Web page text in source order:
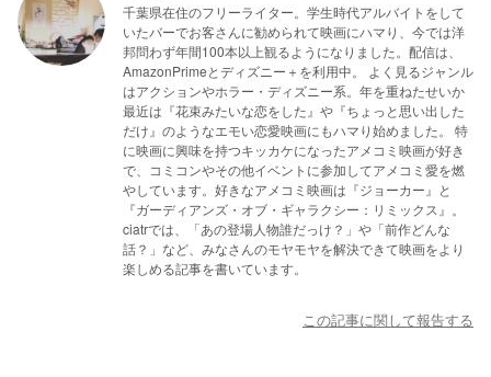
千葉県在住のフリーライター。学生時代アルバイトをして
いたバーでお客さんに勧められて映画にハマり、今では洋
邦問わず年間100本以上観るようになりました。配信は、
AmazonPrimeとディズニー＋を利用中。 よく見るジャンル
はアクションやホラー・ディズニー系。年を重ねたせいか
最近は『花束みたいな恋をした』や『ちょっと思い出した
だけ』のようなエモい恋愛映画にもハマり始めました。 特
に映画に興味を持つキッカケになったアメコミ映画が好き
で、コミコンやその他イベントに参加してアメコミ愛を燃
やしています。好きなアメコミ映画は『ジョーカー』と
『ガーディアンズ・オブ・ギャラクシー：リミックス』。
ciatrでは、「あの登場人物誰だっけ？」や「前作どんな
話？」など、みなさんのモヤモヤを解決できて映画をより
楽しめる記事を書いています。
この記事に関して報告する